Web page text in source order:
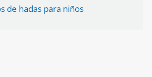
de hadas para niños